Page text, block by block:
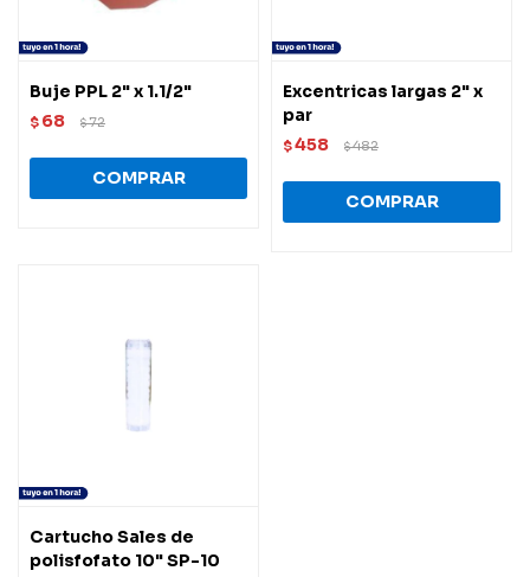
Buje PPL 2" x 1.1/2"
$ 68 $72
Excentricas largas 2" x
par
$458 $482
Cartucho Sales de
polisfofato 10" SP-10